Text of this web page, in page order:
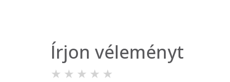
Írjon véleményt
★ ★ ★ ★ ★